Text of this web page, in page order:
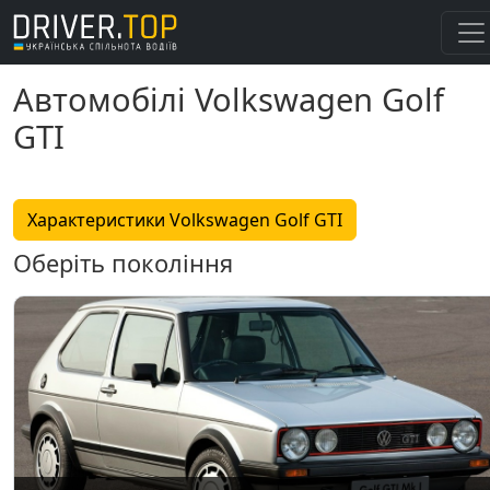
Автомобілі Volkswagen Golf
GTI
Характеристики Volkswagen Golf GTI
Оберіть покоління